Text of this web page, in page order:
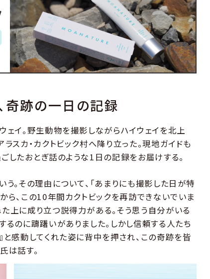
奇跡の一日の記録
ェイ。野生動物を撮影しながらハイウェイを北上
スカ・カクトビック村へ降り立った。現地ガイドも
したおとぎ話のような1日の記録をお届けする。
。その理由について、「あまりにも撮影した日が特
ら、この10年間カクトビックを再訪できないでいま
上に成り立つ説得力がある。そう思う自分がいる
のに躊躇いがありました。しかし信頼する人たち
と感動してくれた姿に背中を押され、この奇跡を皆
は話す。